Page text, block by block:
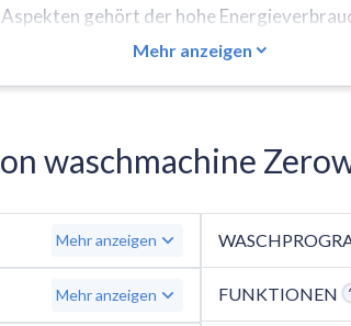
gehört der hohe
von 80 dB in der
Mehr anzeigen
waschmachine
Mehr anzeigen
Mehr anzeigen FUNKTIONEN